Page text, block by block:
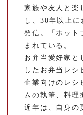
家族や友人と楽
し、30年以上
発信。「ホット
まれている。
お弁当愛好家と
したお弁当レシ
企業向けのレシ
ムの執筆、料理
近年は、自身の